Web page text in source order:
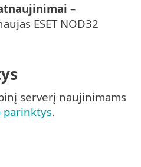
–
ESET NOD32
serverį naujinimams
parinktys.